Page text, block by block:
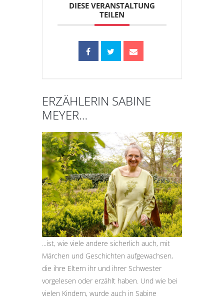
DIESE VERANSTALTUNG
TEILEN
ERZÄHLERIN SABINE
MEYER…
...ist, wie viele andere sicherlich auch, mit
Märchen und Geschichten aufgewachsen,
die ihre Eltern ihr und ihrer Schwester
vorgelesen oder erzählt haben. Und wie bei
vielen Kindern, wurde auch in Sabine